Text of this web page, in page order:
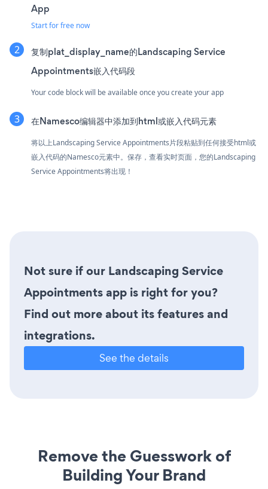
App
Start for free now
复制plat_display_name的Landscaping Service
Appointments嵌入代码段
Your code block will be available once you create your app
在Namesco编辑器中添加到html或嵌入代码元素
将以上Landscaping Service Appointments片段粘贴到任何接受html或
嵌入代码的Namesco元素中。保存，查看实时页面，您的Landscaping
Service Appointments将出现！
Not sure if our Landscaping Service
Appointments app is right for you?
Find out more about its features and
integrations.
See the details
Remove the Guesswork of
Building Your Brand